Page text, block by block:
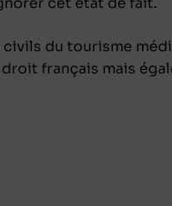
du tourisme
français mais